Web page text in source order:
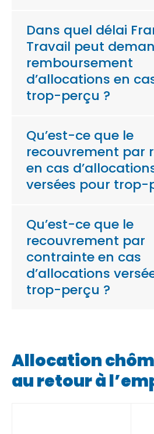
Dans quel délai
Travail peut
remboursement
d’allocations en
trop-perçu ?
Qu’est-ce que le
recouvrement par
en cas
versées pour trop-
Qu’est-ce que le
recouvrement par
contrainte en cas
d’allocations
trop-perçu ?
Allocation
au retour à